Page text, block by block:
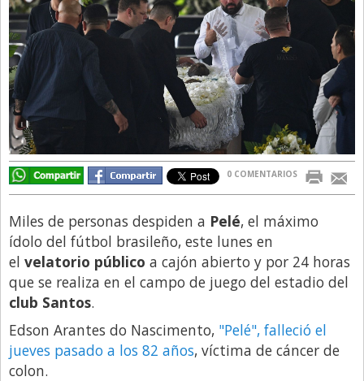
Directivos
Ecología y Ambiente
Economía
El Experto
El Innovador
El Precio Que Yo Ví
Entrevista
Entrevista Exclusiva
Finanzas
Gastronomia
Internacionales
La Opinión del Director
Legales
0 COMENTARIOS
Miles de personas despiden a Pelé, el máximo
ídolo del fútbol brasileño, este lunes en
el velatorio público a cajón abierto y por 24 horas
que se realiza en el campo de juego del estadio del
club Santos.
Edson Arantes do Nascimento, "Pelé", falleció el
jueves pasado a los 82 años, víctima de cáncer de
colon.